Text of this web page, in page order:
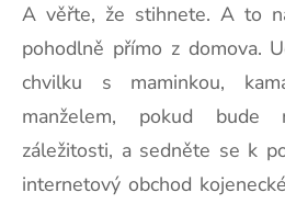
A věřte, že stihnete. A to
pohodlně přímo z domova.
chvilku s maminkou,
manželem, pokud bude
záležitosti, a sedněte se k
internetový obchod